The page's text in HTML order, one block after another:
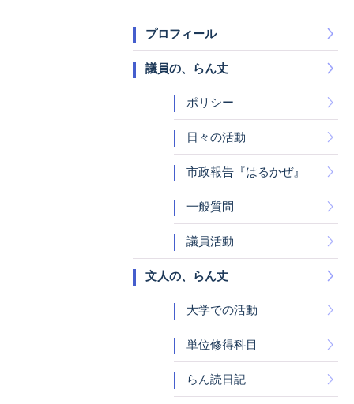
プロフィール
議員の、らん丈
ポリシー
日々の活動
市政報告『はるかぜ』
一般質問
議員活動
文人の、らん丈
大学での活動
単位修得科目
らん読日記